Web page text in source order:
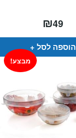
₪49
הוספה לסל
מבצע!